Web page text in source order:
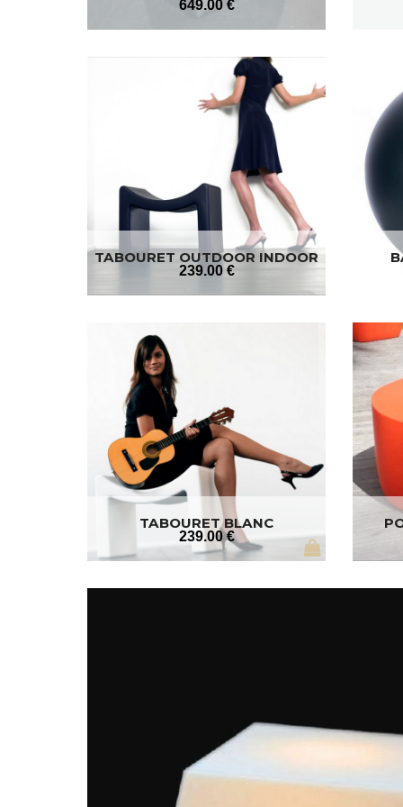
649.00 €
TABOURET OUTDOOR INDOOR
239.00 €
TABOURET BLANC
239.00 €